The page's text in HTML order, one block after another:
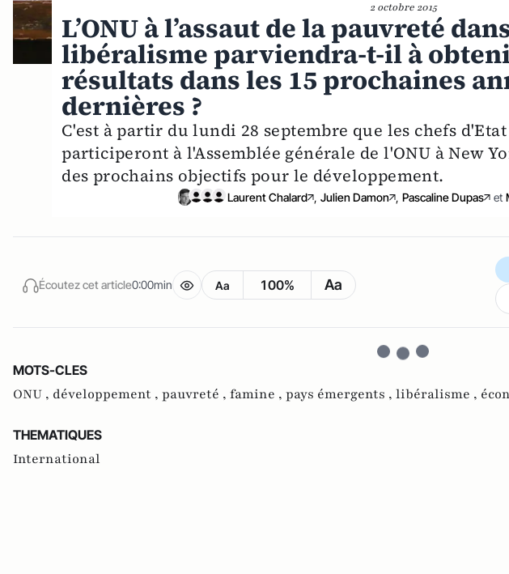
2 octobre 2015
L’ONU à l’assaut de la pauvreté
libéralisme parviendra-t-il à
résultats dans les 15 prochaines
dernières ?
C'est à partir du lundi 28 septembre que les chefs
participeront à l'Assemblée générale de l'ONU à New
des prochains objectifs pour le développement.
Laurent Chalard , Julien Damon , Pascaline Dupas et
Écoutez cet article0:00min Aa 100% Aa
MOTS-CLES
ONU , développement , pauvreté , famine , pays émergents , libéralisme ,
THEMATIQUES
International